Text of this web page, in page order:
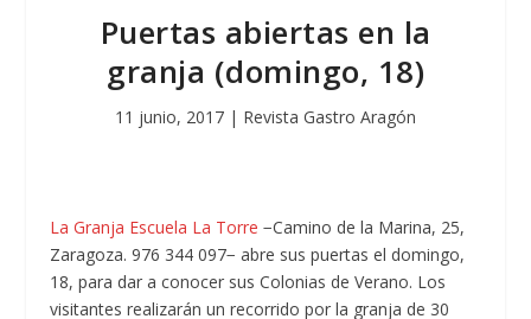
Puertas abiertas en la
granja (domingo, 18)
11 junio, 2017 | Revista Gastro Aragón
La Granja Escuela La Torre −Camino de la Marina, 25,
Zaragoza. 976 344 097− abre sus puertas el domingo,
18, para dar a conocer sus Colonias de Verano. Los
visitantes realizarán un recorrido por la granja de 30